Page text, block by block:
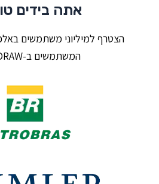
אתה בידים
הצטרף למיליוני משתמשים
המשתמשים ב-CorelDRAW.